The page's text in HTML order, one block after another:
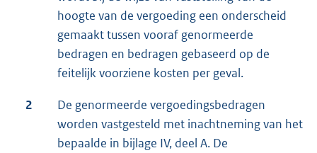
hoogte van de vergoeding een onderscheid
gemaakt tussen vooraf genormeerde
bedragen en bedragen gebaseerd op de
feitelijk voorziene kosten per geval.
2
De genormeerde vergoedingsbedragen
worden vastgesteld met inachtneming van het
bepaalde in bijlage IV, deel A. De